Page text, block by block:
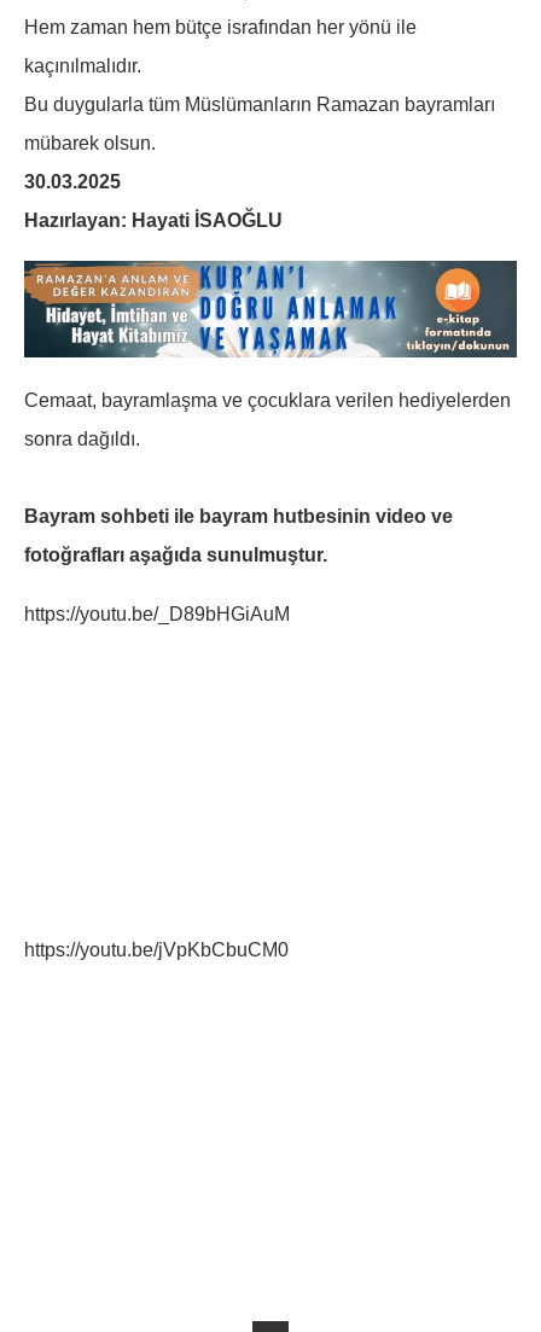
Hem zaman hem bütçe israfından her yönü ile
kaçınılmalıdır.
Bu duygularla tüm Müslümanların Ramazan bayramları
mübarek olsun.
30.03.2025
Hazırlayan: Hayati İSAOĞLU
Cemaat, bayramlaşma ve çocuklara verilen hediyelerden
sonra dağıldı.
Bayram sohbeti ile bayram hutbesinin video ve
fotoğrafları aşağıda sunulmuştur.
https://youtu.be/_D89bHGiAuM
https://youtu.be/jVpKbCbuCM0